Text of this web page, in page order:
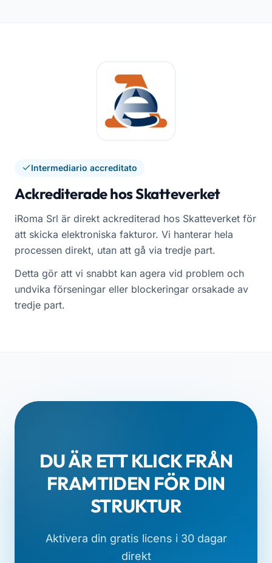
Intermediario accreditato
Ackrediterade hos Skatteverket
iRoma Srl är direkt ackrediterad hos Skatteverket för
att skicka elektroniska fakturor. Vi hanterar hela
processen direkt, utan att gå via tredje part.
Detta gör att vi snabbt kan agera vid problem och
undvika förseningar eller blockeringar orsakade av
tredje part.
DU ÄR ETT KLICK FRÅN
FRAMTIDEN FÖR DIN
STRUKTUR
Aktivera din gratis licens i 30 dagar
direkt